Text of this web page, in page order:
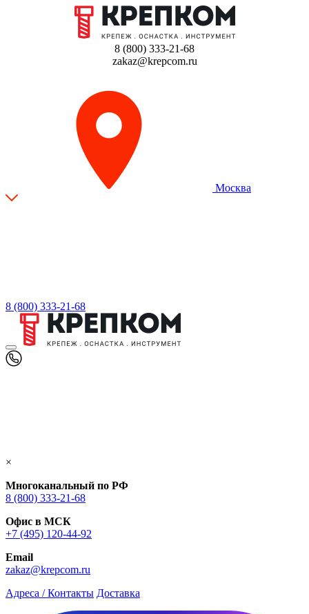
8 (800) 333-21-68
zakaz@krepcom.ru
Москва
8 (800) 333-21-68
×
Многоканальный по РФ
8 (800) 333‑21-68
Офис в МСК
+7 (495) 120-44-92
Email
zakaz@krepcom.ru
Адреса / Контакты Доставка